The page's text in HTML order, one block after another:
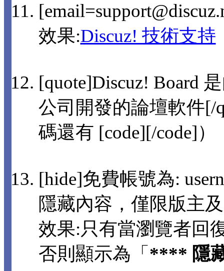
效果:Discuz! 技術支持
[quote]Discuz! Board
公司開發的論壇軟件
碼還有 [code][/code]）
[hide]免費帳號為:
隱藏內容，僅限版主
效果:只有當瀏覽者回
否則顯示為「 **** 隱